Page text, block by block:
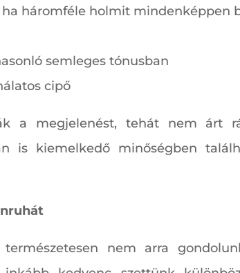
háromféle holmit mindenképpen
semleges tónusban
cipő
a megjelenést, tehát nem árt
is kiemelkedő minőségben
nem arra